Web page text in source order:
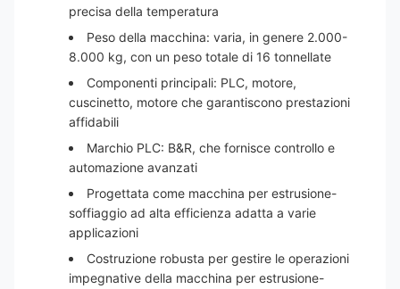
precisa della temperatura
Peso della macchina: varia, in genere 2.000-
8.000 kg, con un peso totale di 16 tonnellate
Componenti principali: PLC, motore,
cuscinetto, motore che garantiscono prestazioni
affidabili
Marchio PLC: B&R, che fornisce controllo e
automazione avanzati
Progettata come macchina per estrusione-
soffiaggio ad alta efficienza adatta a varie
applicazioni
Costruzione robusta per gestire le operazioni
impegnative della macchina per estrusione-